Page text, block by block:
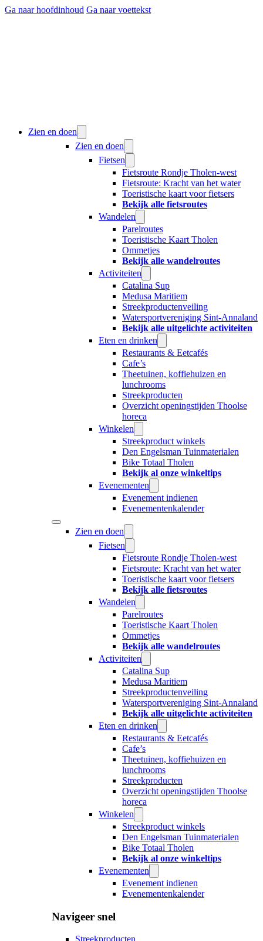
Ga naar hoofdinhoud Ga naar voettekst
Zien en doen
Zien en doen
Fietsen
Fietsroute Rondje Tholen-west
Fietsroute: Kracht van het water
Toeristische kaart voor fietsers
Bekijk alle fietsroutes
Wandelen
Parelroutes
Toeristische Kaart Tholen
Ommetjes
Bekijk alle wandelroutes
Activiteiten
Catalina Sup
Medusa Maritiem
Streekproductenveiling
Watersportvereniging Sint-Annaland
Bekijk alle uitgelichte activiteiten
Eten en drinken
Restaurants & Eetcafés
Cafe’s
Theetuinen, koffiehuizen en
lunchrooms
Streekproducten
Overzicht openingstijden Thoolse
horeca
Winkelen
Streekproduct winkels
Den Engelsman Tuinmaterialen
Bike Totaal Tholen
Bekijk al onze winkeltips
Evenementen
Evenement indienen
Evenementenkalender
Zien en doen
Fietsen
Fietsroute Rondje Tholen-west
Fietsroute: Kracht van het water
Toeristische kaart voor fietsers
Bekijk alle fietsroutes
Wandelen
Parelroutes
Toeristische Kaart Tholen
Ommetjes
Bekijk alle wandelroutes
Activiteiten
Catalina Sup
Medusa Maritiem
Streekproductenveiling
Watersportvereniging Sint-Annaland
Bekijk alle uitgelichte activiteiten
Eten en drinken
Restaurants & Eetcafés
Cafe’s
Theetuinen, koffiehuizen en
lunchrooms
Streekproducten
Overzicht openingstijden Thoolse
horeca
Winkelen
Streekproduct winkels
Den Engelsman Tuinmaterialen
Bike Totaal Tholen
Bekijk al onze winkeltips
Evenementen
Evenement indienen
Evenementenkalender
Navigeer snel